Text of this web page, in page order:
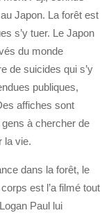
Japon. La forêt est
s’y tuer. Le Japon
du monde
de suicides qui s’y
publiques,
affiches sont
à chercher de
la vie.
dans la forêt, le
est l’a filmé tout
Paul lui